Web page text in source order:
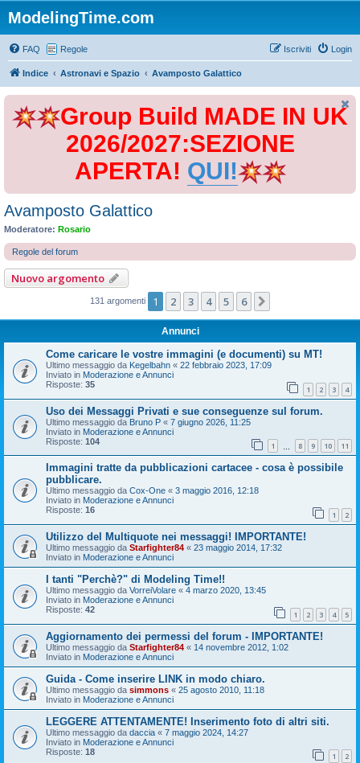
ModelingTime.com
FAQ Regole Login
Iscriviti
Indice Astronavi e Spazio Avamposto Galattico
Group Build MADE IN UK
2026/2027:SEZIONE
APERTA! QUI!
Avamposto Galattico
Moderatore: Rosario
Regole del forum
Nuovo argomento
131 argomenti 1 2 3 4 5 6
Annunci
Come caricare le vostre immagini (e documenti) su MT!
Ultimo messaggio da Kegelbahn « 22 febbraio 2023, 17:09
Inviato in Moderazione e Annunci
Risposte: 35 1 2 3 4
Uso dei Messaggi Privati e sue conseguenze sul forum.
Ultimo messaggio da Bruno P « 7 giugno 2026, 11:25
Inviato in Moderazione e Annunci
Risposte: 104 1 8 9 10 11
Immagini tratte da pubblicazioni cartacee - cosa è possibile
pubblicare.
Ultimo messaggio da Cox-One « 3 maggio 2016, 12:18
Inviato in Moderazione e Annunci
Risposte: 16 1 2
Utilizzo del Multiquote nei messaggi! IMPORTANTE!
Ultimo messaggio da Starfighter84 « 23 maggio 2014, 17:32
Inviato in Moderazione e Annunci
I tanti "Perchè?" di Modeling Time!!
Ultimo messaggio da VorreiVolare « 4 marzo 2020, 13:45
Inviato in Moderazione e Annunci
Risposte: 42 1 2 3 4 5
Aggiornamento dei permessi del forum - IMPORTANTE!
Ultimo messaggio da Starfighter84 « 14 novembre 2012, 1:02
Inviato in Moderazione e Annunci
Guida - Come inserire LINK in modo chiaro.
Ultimo messaggio da simmons « 25 agosto 2010, 11:18
Inviato in Moderazione e Annunci
LEGGERE ATTENTAMENTE! Inserimento foto di altri siti.
Ultimo messaggio da daccia « 7 maggio 2024, 14:27
Inviato in Moderazione e Annunci
Risposte: 18 1 2